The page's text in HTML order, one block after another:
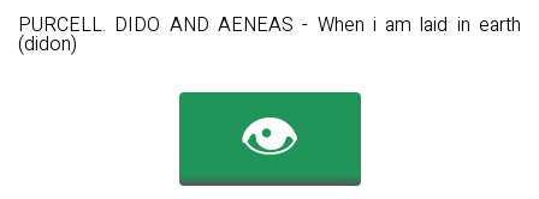
PURCELL. DIDO AND AENEAS - When i am laid in earth
(didon)
👁️